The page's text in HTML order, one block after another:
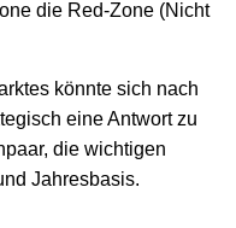
die Red-Zone (Nicht
könnte sich nach
eine Antwort zu
die wichtigen
Jahresbasis.